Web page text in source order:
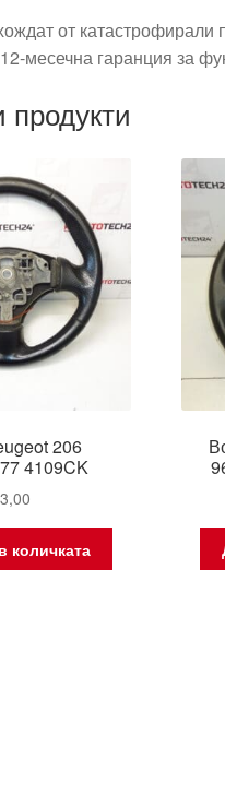
от
месечна гаранция за
206
4109CK
количката